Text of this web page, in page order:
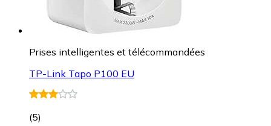
Prises intelligentes et télécommandées
TP-Link Tapo P100 EU
(5)